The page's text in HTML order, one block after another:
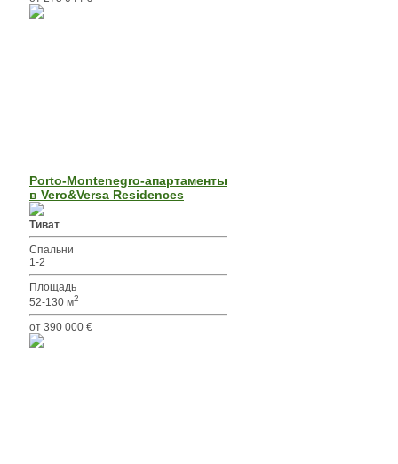
Porto-Montenegro-апартаменты
в Vero&Versa Residences
Тиват
Спальни
1-2
Площадь
52-130 м2
от 390 000 €